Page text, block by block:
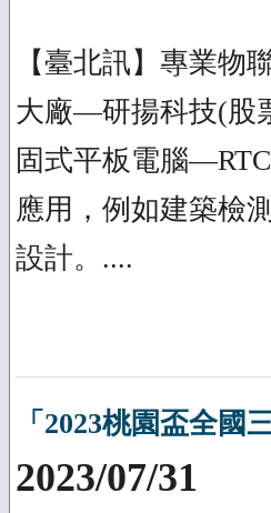
【臺北訊】專業物
大廠—研揚科技(股
固式平板電腦
應用，例如建築檢
設計。....
「2023桃園盃全
2023/07/31